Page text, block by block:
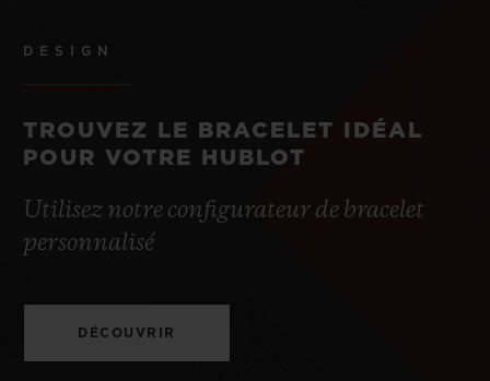
DESIGN
TROUVEZ LE BRACELET IDÉAL
POUR VOTRE HUBLOT
Utilisez notre configurateur de bracelet
personnalisé
DÉCOUVRIR